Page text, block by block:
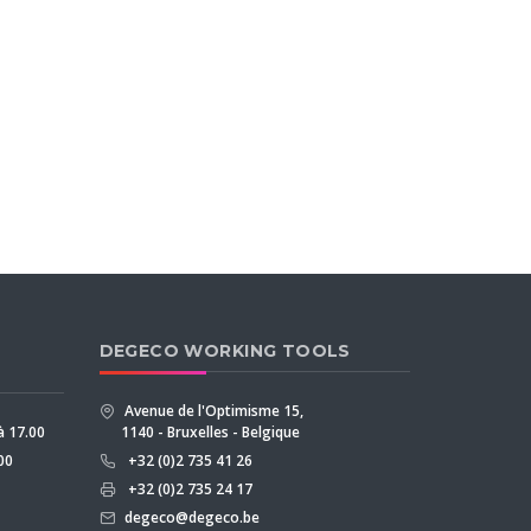
17.00
DEGECO WORKING TOOLS
Avenue de l'Optimisme 15,
1140 - Bruxelles - Belgique
+32 (0)2 735 41 26
+32 (0)2 735 24 17
degeco@degeco.be